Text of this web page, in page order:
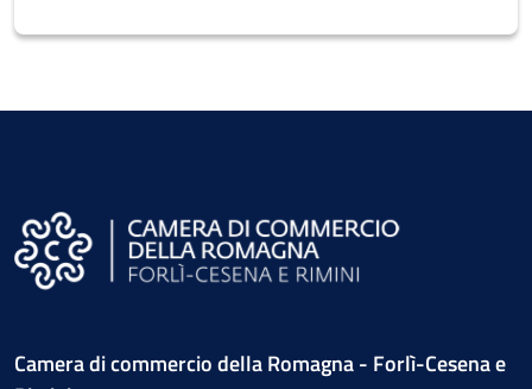
Camera di commercio della Romagna - Forlì-Cesena e